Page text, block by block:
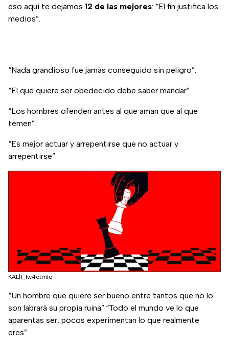
eso aquí te dejamos 12 de las mejores: “El fin justifica los
medios”.
“Nada grandioso fue jamás conseguido sin peligro”.
“El que quiere ser obedecido debe saber mandar”.
“Los hombres ofenden antes al que aman que al que
temen”.
“Es mejor actuar y arrepentirse que no actuar y
arrepentirse”.
KAL|1_lw4etmlq
“Un hombre que quiere ser bueno entre tantos que no lo
son labrará su propia ruina”.“Todo el mundo ve lo que
aparentas ser, pocos experimentan lo que realmente
eres”.